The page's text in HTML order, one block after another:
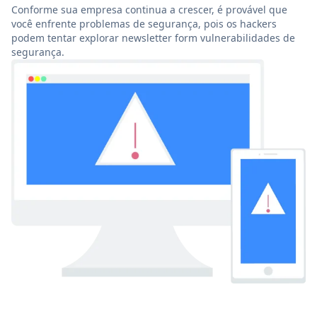
Conforme sua empresa continua a crescer, é provável que
você enfrente problemas de segurança, pois os hackers
podem tentar explorar newsletter form vulnerabilidades de
segurança.